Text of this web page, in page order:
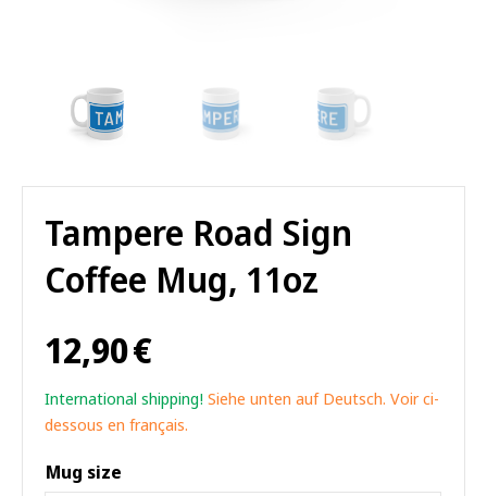
Tampere Road Sign
Coffee Mug, 11oz
12,90€
International shipping! Siehe unten auf Deutsch. Voir ci-
dessous en français.
Mug size